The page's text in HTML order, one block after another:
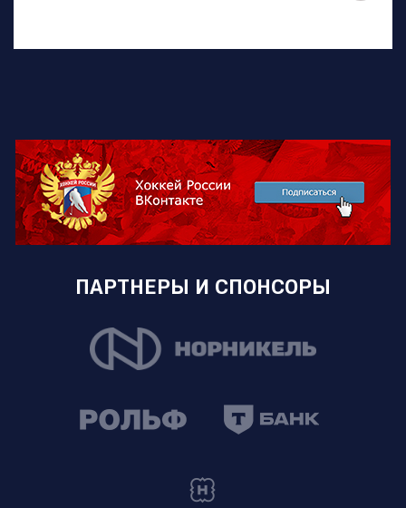
ПАРТНЕРЫ И СПОНСОРЫ